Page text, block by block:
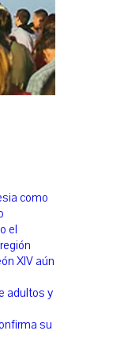
como
el
XIV aún
adultos y
su